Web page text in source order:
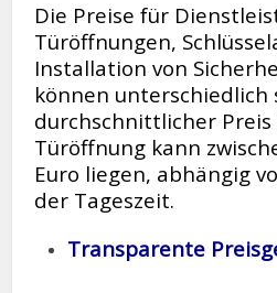
Die Preise für
Türöffnungen,
Installation von
können unterschiedlich
durchschnittlicher
Türöffnung kann
Euro liegen, abhängig
der Tageszeit.
Transparente